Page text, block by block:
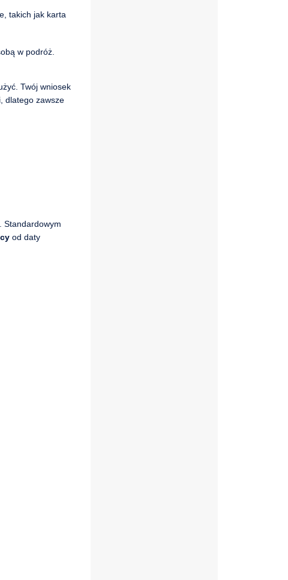
takich jak karta
w podróż.
Twój wniosek
dlatego zawsze
Standardowym
od daty